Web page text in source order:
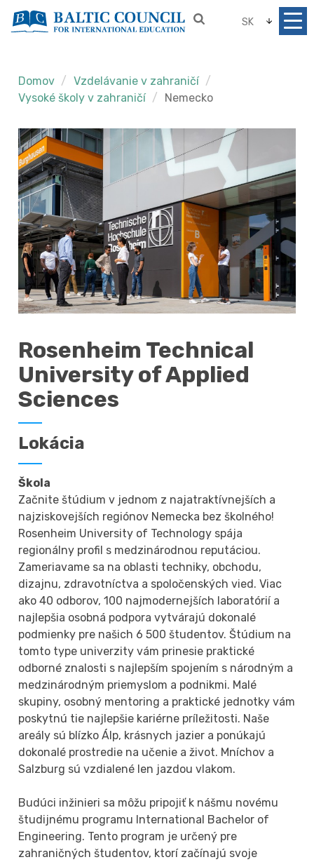
SK
Domov
Vzdelávanie v zahraničí
Vysoké školy v zahraničí
Nemecko
Rosenheim Technical
University of Applied
Sciences
Lokácia
Škola
Začnite štúdium v jednom z najatraktívnejších a
najziskovejších regiónov Nemecka bez školného!
Rosenheim University of Technology spája
regionálny profil s medzinárodnou reputáciou.
Zameriavame sa na oblasti techniky, obchodu,
dizajnu, zdravotníctva a spoločenských vied. Viac
ako 40 odborov, 100 najmodernejších laboratórií a
najlepšia osobná podpora vytvárajú dokonalé
podmienky pre našich 6 500 študentov. Štúdium na
tomto type univerzity vám prinesie praktické
odborné znalosti s najlepším spojením s národným a
medzinárodným priemyslom a podnikmi. Malé
skupiny, osobný mentoring a praktické jednotky vám
poskytnú tie najlepšie kariérne príležitosti. Naše
areály sú blízko Álp, krásnych jazier a ponúkajú
dokonalé prostredie na učenie a život. Mníchov a
Salzburg sú vzdialené len jazdou vlakom.
Budúci inžinieri sa môžu pripojiť k nášmu novému
študijnému programu International Bachelor of
Engineering. Tento program je určený pre
zahraničných študentov, ktorí začínajú svoje